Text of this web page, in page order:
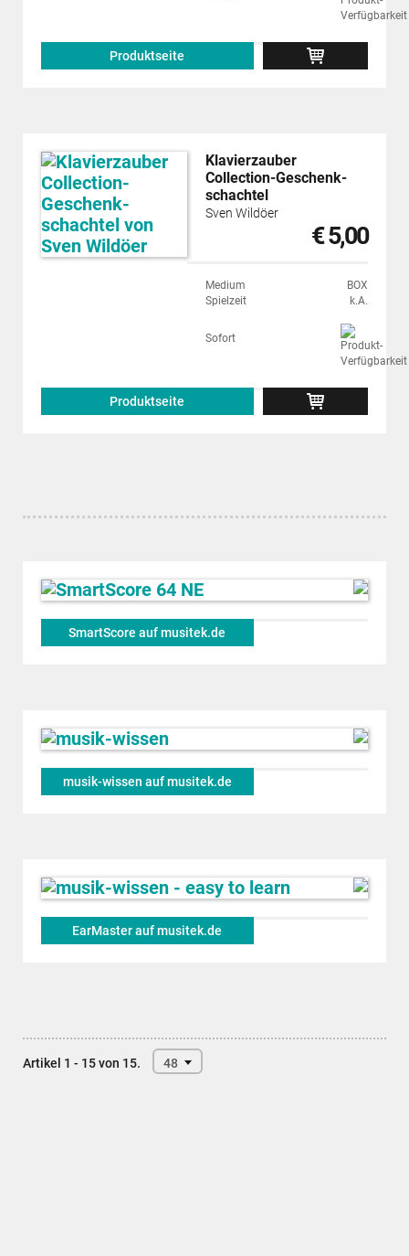
Produktseite
Klavierzauber
Collection-Geschenk­
schachtel
Sven Wildöer
€ 5,00
Medium
BOX
Spielzeit
k.A.
Sofort
Produktseite
SmartScore auf musitek.de
musik-wissen auf musitek.de
EarMaster auf musitek.de
Artikel 1 - 15 von 15. 48